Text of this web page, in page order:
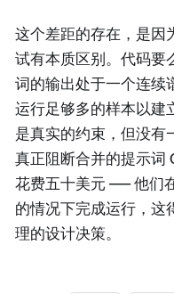
这个差距的存在，是因
试有本质区别。代码要
词的输出处于一个连续
运行足够多的样本以建
是真实的约束，但没有
真正阻断合并的提示词
花费五十美元 —— 他们
的情况下完成运行，这
理的设计决策。